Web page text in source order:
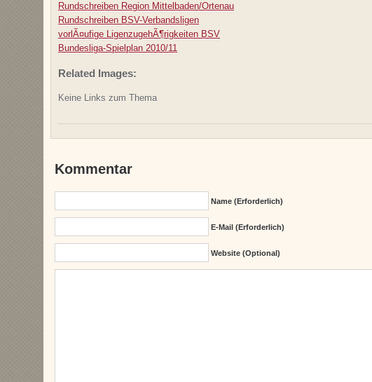
Rundschreiben Region Mittelbaden/Ortenau
Rundschreiben BSV-Verbandsligen
vorlÃ¤ufige LigenzugehÃ¶rigkeiten BSV
Bundesliga-Spielplan 2010/11
Related Images:
Keine Links zum Thema
Kommentar
Name (erforderlich)
E-Mail (erforderlich)
Website (Optional)